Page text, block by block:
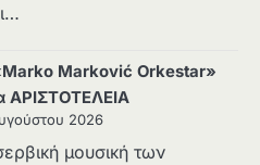
Marković Orkestar»
ΑΡΙΣΤΟΤΕΛΕΙΑ
2026
μουσική των